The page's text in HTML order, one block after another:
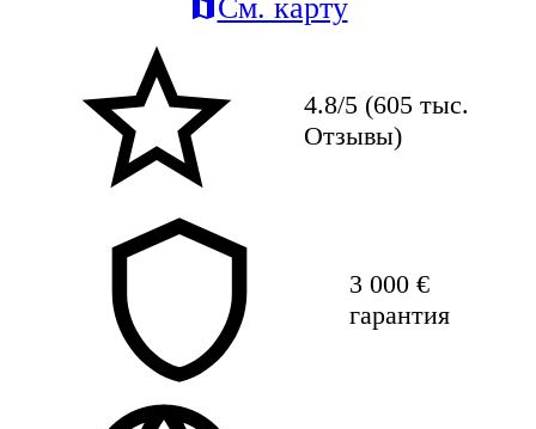
См. карту
4.8/5 (605 тыс.
Отзывы)
3 000 €
гарантия